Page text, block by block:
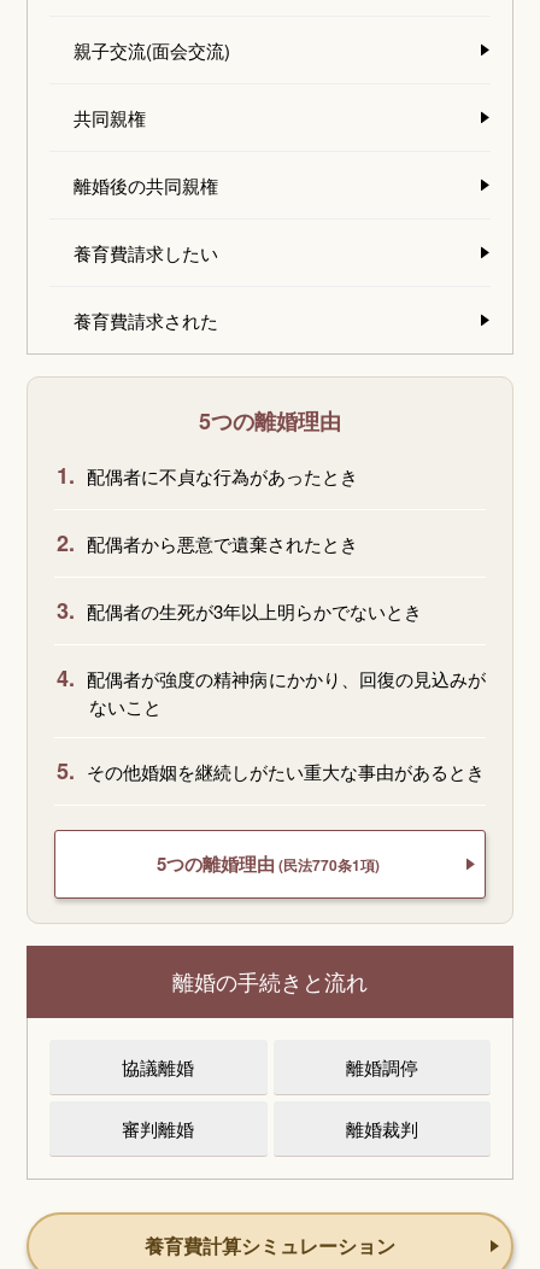
親子交流(面会交流)
共同親権
離婚後の共同親権
養育費請求したい
養育費請求された
5つの離婚理由
1. 配偶者に不貞な行為があったとき
2. 配偶者から悪意で遺棄されたとき
3. 配偶者の生死が3年以上明らかでないとき
4. 配偶者が強度の精神病にかかり、回復の見込みが
ないこと
5. その他婚姻を継続しがたい重大な事由があるとき
5つの離婚理由 (民法770条1項)
離婚の手続きと流れ
協議離婚 離婚調停
審判離婚 離婚裁判
養育費計算シミュレーション